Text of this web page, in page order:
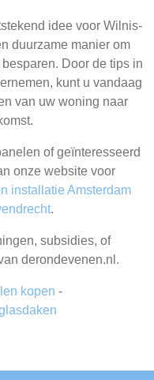
idee voor Wilnis-
duurzame manier om
Door de tips in
kunt u vandaag
van uw woning naar
of geïnteresseerd
onze website voor
installatie Amsterdam
.
subsidies, of
derondevenen.nl.
kopen -